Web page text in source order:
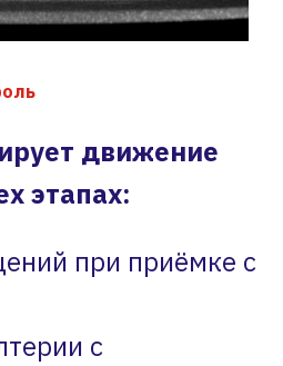
движение
этапах:
при приёмке с
с